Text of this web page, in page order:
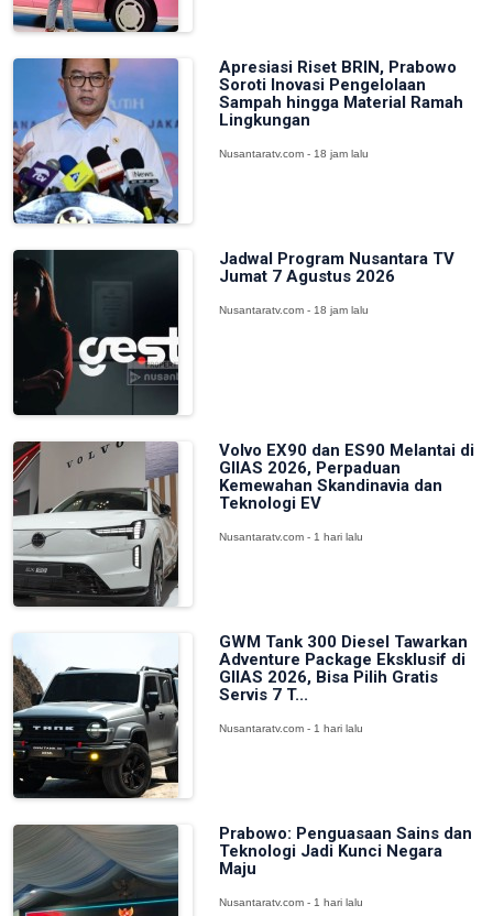
Apresiasi Riset BRIN, Prabowo
Soroti Inovasi Pengelolaan
Sampah hingga Material Ramah
Lingkungan
Nusantaratv.com - 18 jam lalu
Jadwal Program Nusantara TV
Jumat 7 Agustus 2026
Nusantaratv.com - 18 jam lalu
Volvo EX90 dan ES90 Melantai di
GIIAS 2026, Perpaduan
Kemewahan Skandinavia dan
Teknologi EV
Nusantaratv.com - 1 hari lalu
GWM Tank 300 Diesel Tawarkan
Adventure Package Eksklusif di
GIIAS 2026, Bisa Pilih Gratis
Servis 7 T...
Nusantaratv.com - 1 hari lalu
Prabowo: Penguasaan Sains dan
Teknologi Jadi Kunci Negara
Maju
Nusantaratv.com - 1 hari lalu